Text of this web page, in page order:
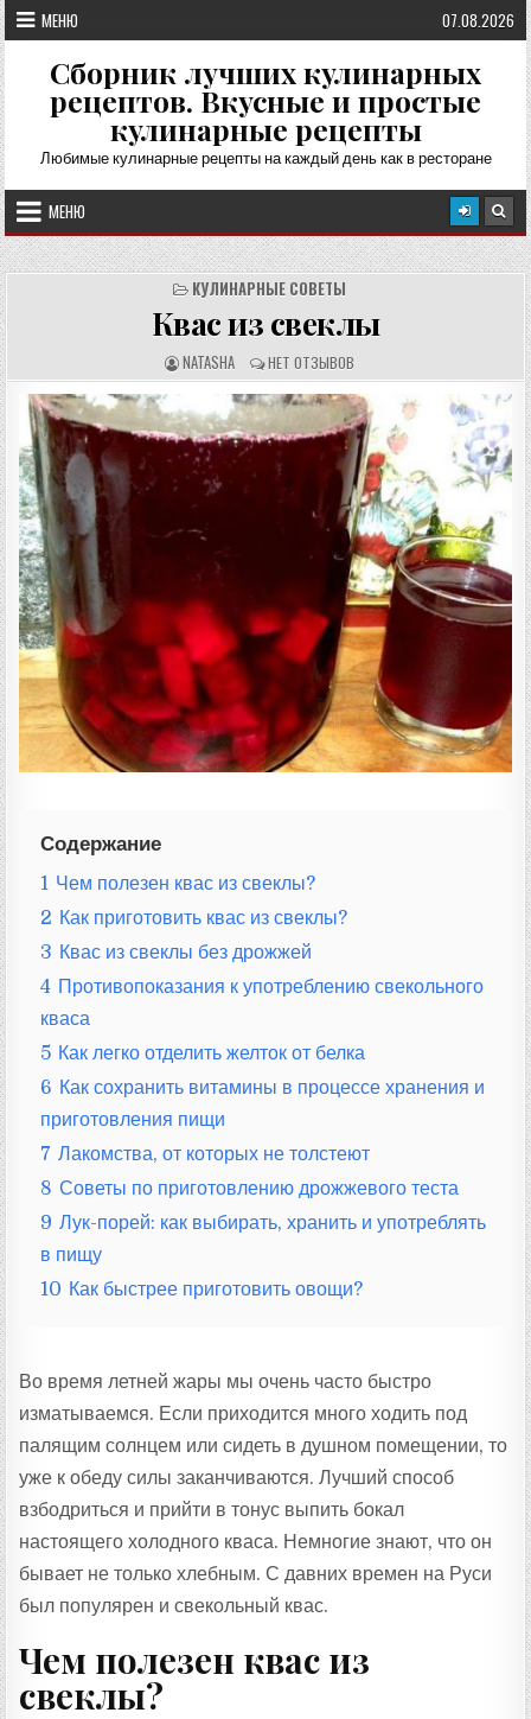
Перейти
к
содержимому
МЕНЮ 07.08.2026
Сборник лучших кулинарных
рецептов. Вкусные и простые
кулинарные рецепты
Любимые кулинарные рецепты на каждый день как в ресторане
МЕНЮ
КУЛИНАРНЫЕ СОВЕТЫ
Квас из свеклы
А
В
Т
О
Р
Р
Е
Ц
:
NATASHA О
Т
З
Ы
В
Ы
:
НЕТ ОТЗЫВОВ
Содержание
1 Чем полезен квас из свеклы?
2 Как приготовить квас из свеклы?
3 Квас из свеклы без дрожжей
4 Противопоказания к употреблению свекольного
кваса
5 Как легко отделить желток от белка
6 Как сохранить витамины в процессе хранения и
приготовления пищи
7 Лакомства, от которых не толстеют
8 Советы по приготовлению дрожжевого теста
9 Лук-порей: как выбирать, хранить и употреблять
в пищу
10 Как быстрее приготовить овощи?
Во время летней жары мы очень часто быстро
изматываемся. Если приходится много ходить под
палящим солнцем или сидеть в душном помещении, то
уже к обеду силы заканчиваются. Лучший способ
взбодриться и прийти в тонус выпить бокал
настоящего холодного кваса. Немногие знают, что он
бывает не только хлебным. С давних времен на Руси
был популярен и свекольный квас.
Чем полезен квас из
свеклы?